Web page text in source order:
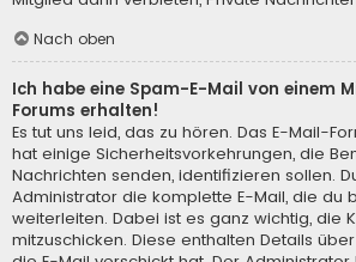
Nach oben
Ich habe eine Spam-E-Mail von einem
Forums erhalten!
Es tut uns leid, das zu hören. Das E-Mail-
hat einige Sicherheitsvorkehrungen, die
Nachrichten senden, identifizieren sollen.
Administrator die komplette E-Mail, die du
weiterleiten. Dabei ist es ganz wichtig, die
mitzuschicken. Diese enthalten Details